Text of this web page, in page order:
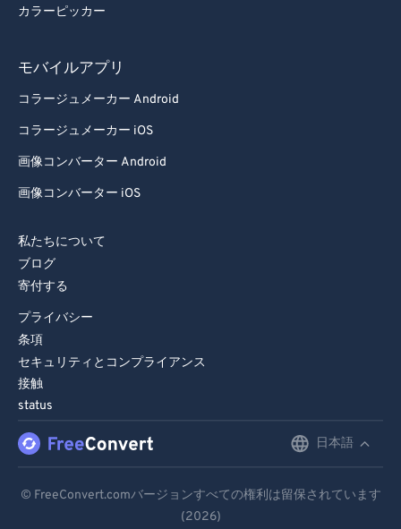
カラーピッカー
モバイルアプリ
コラージュメーカー Android
コラージュメーカー iOS
画像コンバーター Android
画像コンバーター iOS
私たちについて
ブログ
寄付する
プライバシー
条項
セキュリティとコンプライアンス
接触
status
日本語
Español
© FreeConvert.comバージョンすべての権利は留保されています
(2026)